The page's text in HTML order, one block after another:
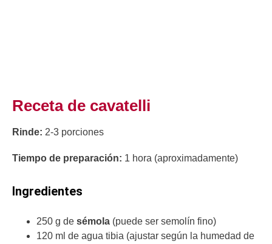
Receta de cavatelli
Rinde: 2-3 porciones
Tiempo de preparación: 1 hora (aproximadamente)
Ingredientes
250 g de sémola (puede ser semolín fino)
120 ml de agua tibia (ajustar según la humedad de